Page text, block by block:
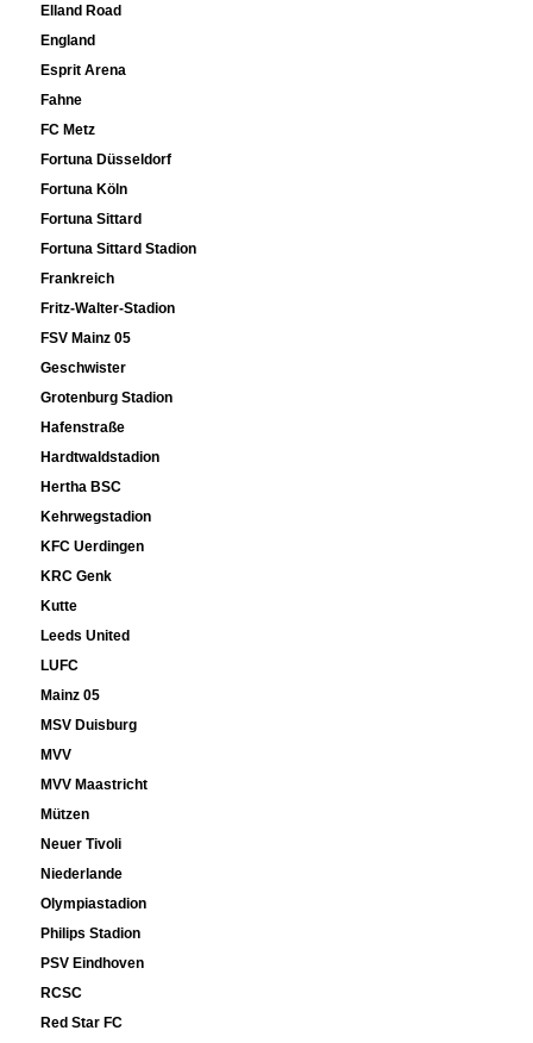
Elland Road
England
Esprit Arena
Fahne
FC Metz
Fortuna Düsseldorf
Fortuna Köln
Fortuna Sittard
Fortuna Sittard Stadion
Frankreich
Fritz-Walter-Stadion
FSV Mainz 05
Geschwister
Grotenburg Stadion
Hafenstraße
Hardtwaldstadion
Hertha BSC
Kehrwegstadion
KFC Uerdingen
KRC Genk
Kutte
Leeds United
LUFC
Mainz 05
MSV Duisburg
MVV
MVV Maastricht
Mützen
Neuer Tivoli
Niederlande
Olympiastadion
Philips Stadion
PSV Eindhoven
RCSC
Red Star FC